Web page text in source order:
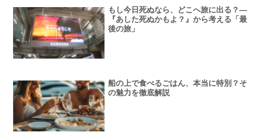
もし今日死ぬなら、どこへ旅に出る？—
『あした死ぬかもよ？』から考える「最
後の旅」
船の上で食べるごはん、本当に特別？そ
の魅力を徹底解説